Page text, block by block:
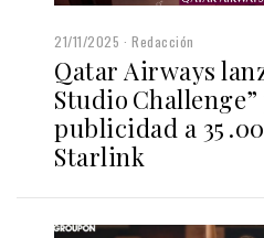
21/11/2025 Redacción
Qatar Airways
Studio
publicidad a 35
Starlink